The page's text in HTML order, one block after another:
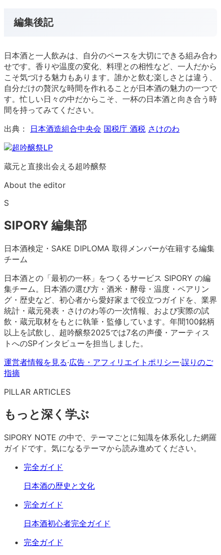
編集後記
日本酒と一人飲みは、自分のペースを大切にできる組み合わ
せです。香りや温度の変化、料理との相性など、一人だから
こそ気づける魅力もあります。誰かと飲む楽しさとは違う、
自分だけの贅沢な時間を作れることが日本酒の魅力の一つで
す。忙しい日々の中だからこそ、一杯の日本酒と向き合う時
間を持ってみてください。
出典： 日本酒造組合中央会 国税庁 酒税 さけのわ
蔵元と直接出会える超吟醸祭
About the editor
S
SIPORY 編集部
日本酒検定・SAKE DIPLOMA 取得メンバーが在籍する編集
チーム
日本酒との「最初の一杯」をつくるサービス SIPORY の編
集チーム。日本酒の選び方・酒米・酵母・温度・ペアリン
グ・歴史など、初心者から愛好家まで役立つガイドを、業界
統計・蔵元発表・さけのわ等の一次情報、および実際の試
飲・蔵元取材をもとに執筆・監修しています。年間100銘柄
以上を試飲し、超吟醸祭2025では7名の声優・アーティス
トへのSPインタビューを担当しました。
運営者情報を見る·広告・アフィリエイトポリシー·誤りのご
指摘
PILLAR ARTICLES
もっと深く学ぶ
SIPORY NOTE の中で、テーマごとに知識を体系化した網羅
ガイドです。気になるテーマから読み進めてください。
完全ガイド
日本酒の歴史と文化
完全ガイド
日本酒初心者完全ガイド
完全ガイド